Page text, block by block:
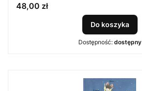
Cena
48,00 zł
Do koszyka
Dostępność: dostępny